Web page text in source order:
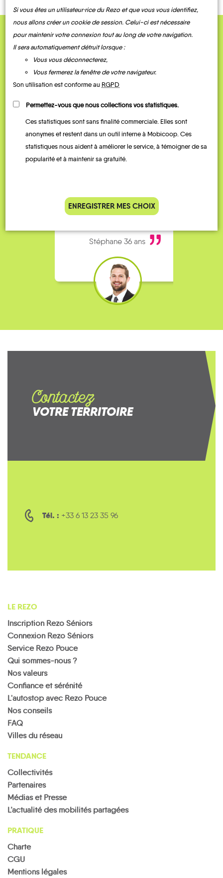
QUELQUES
Témoignages
complet alors j’ai testé Rezo
Pouce. Comme ça marche
Stéphane 36 ans
Contactez
VOTRE TERRITOIRE
Tél. : +33 6 13 23 35 96
LE REZO
Inscription Rezo Séniors
Connexion Rezo Séniors
Service Rezo Pouce
Qui sommes-nous ?
Nos valeurs
Confiance et sérénité
L'autostop avec Rezo Pouce
Nos conseils
FAQ
Villes du réseau
TENDANCE
Collectivités
Partenaires
Médias et Presse
L’actualité des mobilités partagées
PRATIQUE
Charte
CGU
Mentions légales
Si vous êtes un utilisateur·rice du Rezo et que vous vous identifiez,
nous allons créer un cookie de session. Celui-ci est nécessaire
pour maintenir votre connexion tout au long de votre navigation.
Il sera automatiquement détruit lorsque :
Vous vous déconnecterez,
Vous fermerez la fenêtre de votre navigateur.
Son utilisation est conforme au RGPD
Permettez-vous que nous collections vos statistiques.
Ces statistiques sont sans finalité commerciale. Elles sont
anonymes et restent dans un outil interne à Mobicoop. Ces
statistiques nous aident à améliorer le service, à témoigner de sa
popularité et à maintenir sa gratuité.
ENREGISTRER MES CHOIX